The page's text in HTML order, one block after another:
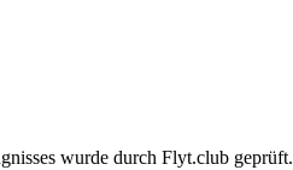
wurde durch Flyt.club geprüft.